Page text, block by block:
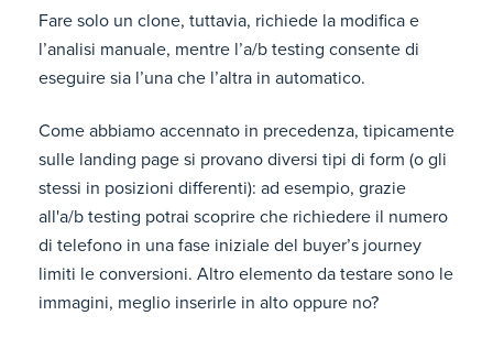
Fare solo un clone, tuttavia, richiede la modifica e
l’analisi manuale, mentre l’a/b testing consente di
eseguire sia l’una che l’altra in automatico.
Come abbiamo accennato in precedenza, tipicamente
sulle landing page si provano diversi tipi di form (o gli
stessi in posizioni differenti): ad esempio, grazie
all'a/b testing potrai scoprire che richiedere il numero
di telefono in una fase iniziale del buyer’s journey
limiti le conversioni. Altro elemento da testare sono le
immagini, meglio inserirle in alto oppure no?